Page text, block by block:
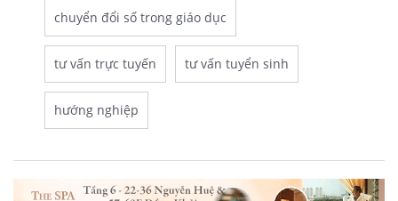
chuyển đổi số trong giáo dục
tư vấn trực tuyến tư vấn tuyển sinh
hướng nghiệp